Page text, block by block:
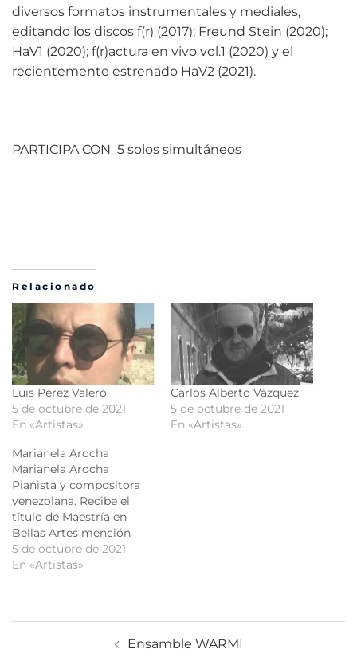
diversos formatos instrumentales y mediales,
editando los discos f(r) (2017); Freund Stein (2020);
HaV1 (2020); f(r)actura en vivo vol.1 (2020) y el
recientemente estrenado HaV2 (2021).
PARTICIPA CON 5 solos simultáneos
Relacionado
Luis Pérez Valero
5 de octubre de 2021
En «Artistas»
Carlos Alberto Vázquez
5 de octubre de 2021
En «Artistas»
Marianela Arocha
Marianela Arocha
Pianista y compositora
venezolana. Recibe el
título de Maestría en
Bellas Artes mención
Ejecutante y Profesora de
Piano en la Academia
Bolívar en Venezuela. Es
5 de octubre de 2021
En «Artistas»
Ensamble WARMI